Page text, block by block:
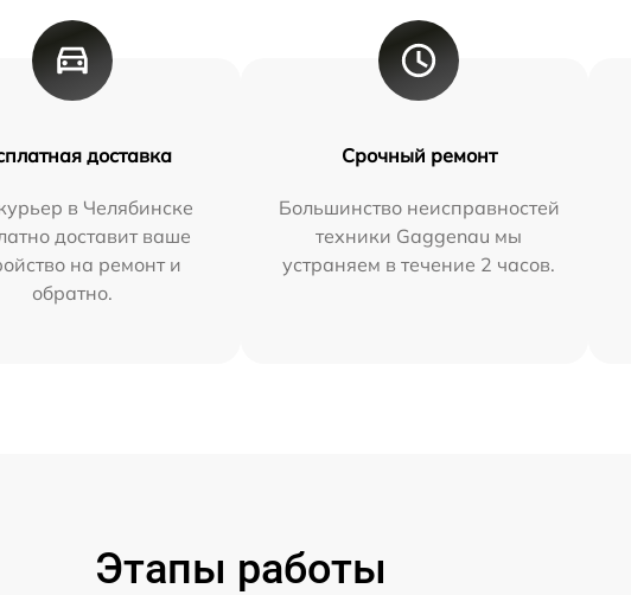
доставка
в Челябинске
доставит ваше
на ремонт и
обратно.
Срочный ремонт
Большинство неисправностей
техники Gaggenau мы
устраняем в течение 2 часов.
Этапы работы